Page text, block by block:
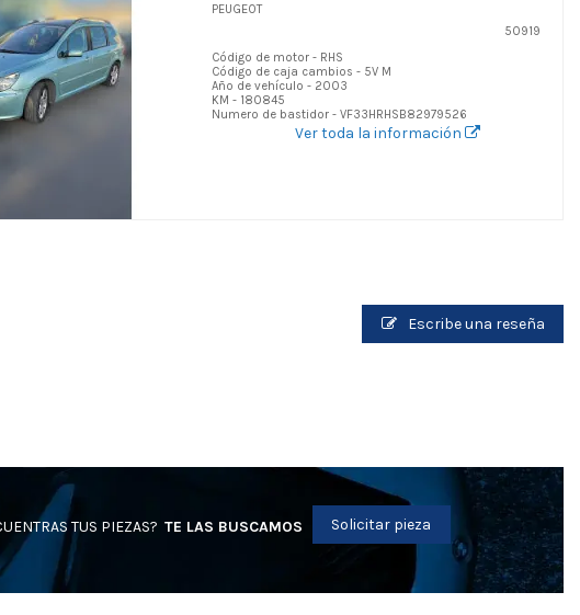
PEUGEOT
50919
Código de motor - RHS
Código de caja cambios - 5V M
Año de vehículo - 2003
KM - 180845
Numero de bastidor - VF33HRHSB82979526
Ver toda la información
Escribe una reseña
TUS PIEZAS? TE LAS BUSCAMOS Solicitar pieza